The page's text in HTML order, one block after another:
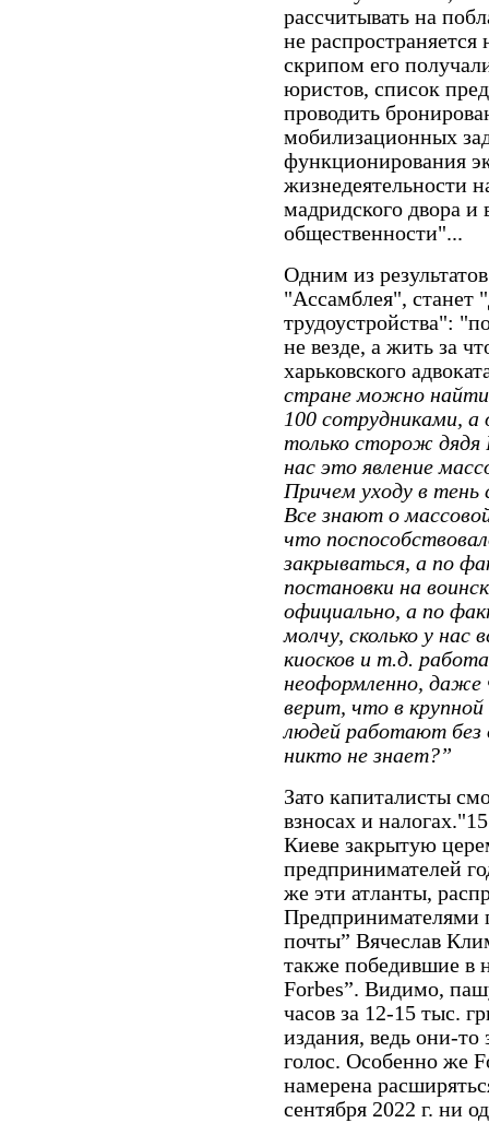
рассчитывать на
не
скрипом его
юристов, список
проводить
мобилизационных
функционирования
жизнедеятельности
мадридского двора и
общественности"...
Одним из
"Ассамблея", станет
трудоустройства":
не везде, а жить за
харьковского
стране можно
100 сотрудниками,
только сторож дядя
нас это явление
Причем уходу в тень
Все знают о
что
закрываться, а по
постановки на
официально, а по
молчу, сколько у нас
киосков и т.д.
неоформленно,
верит, что в
людей работают без
никто не знает?”
Зато капиталисты
взносах и
Киеве закрытую
предпринимателей
же эти атланты,
Предпринимателями
почты” Вячеслав
также победившие в
Forbes”. Видимо,
часов за 12-15 тыс.
издания, ведь они-то
голос. Особенно же
намерена
сентября 2022 г. ни